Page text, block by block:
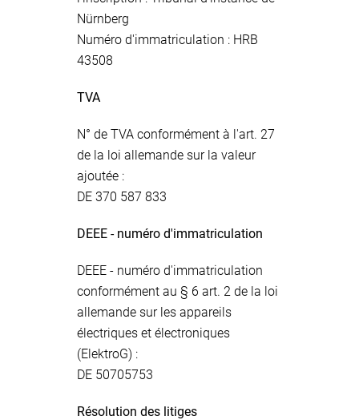
Nürnberg
Numéro d'immatriculation : HRB
43508
TVA
N° de TVA conformément à l'art. 27
de la loi allemande sur la valeur
ajoutée :
DE 370 587 833
DEEE - numéro d'immatriculation
DEEE - numéro d'immatriculation
conformément au § 6 art. 2 de la loi
allemande sur les appareils
électriques et électroniques
(ElektroG) :
DE 50705753
Résolution des litiges